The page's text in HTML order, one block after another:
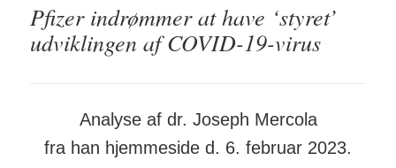
Pfizer indrømmer at have ‘styret’
udviklingen af COVID-19-virus
Analyse af dr. Joseph Mercola
fra han hjemmeside d. 6. februar 2023.